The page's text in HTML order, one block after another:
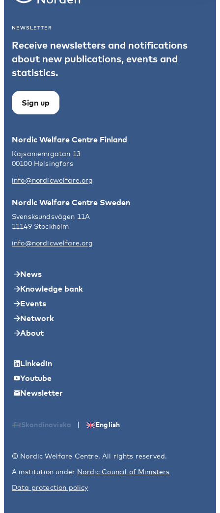
NEWSLETTER
Receive newsletters and notifications
about new publications, events and
statistics.
Sign up
Nordic Welfare Centre Finland
Kajsaniemigatan 13
00100 Helsingfors
info@nordicwelfare.org
Nordic Welfare Centre Sweden
Svensksundsvägen 11A
11149 Stockholm
info@nordicwelfare.org
News
Knowledge bank
Events
Network
About
LinkedIn
Youtube
Newsletter
© Nordic Welfare Centre. All rights reserved.
A institution under Nordic Council of Ministers
Data protection policy
Skandinaviska | English